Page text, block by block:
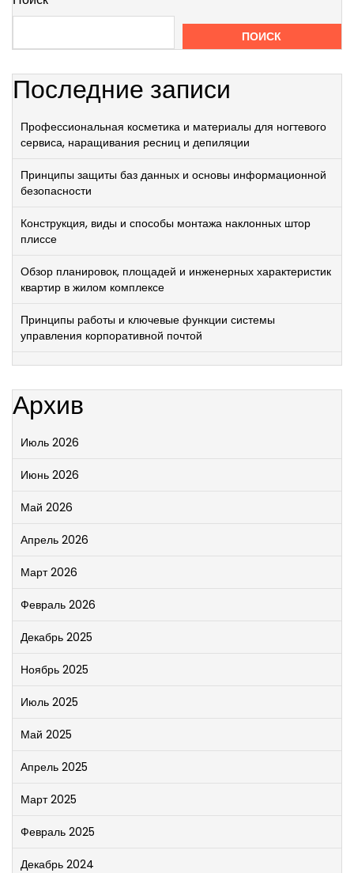
ПОИСК
Последние записи
Профессиональная косметика и материалы для ногтевого
сервиса, наращивания ресниц и депиляции
Принципы защиты баз данных и основы информационной
безопасности
Конструкция, виды и способы монтажа наклонных штор
плиссе
Обзор планировок, площадей и инженерных характеристик
квартир в жилом комплексе
Принципы работы и ключевые функции системы
управления корпоративной почтой
Архив
Июль 2026
Июнь 2026
Май 2026
Апрель 2026
Март 2026
Февраль 2026
Декабрь 2025
Ноябрь 2025
Июль 2025
Май 2025
Апрель 2025
Март 2025
Февраль 2025
Декабрь 2024